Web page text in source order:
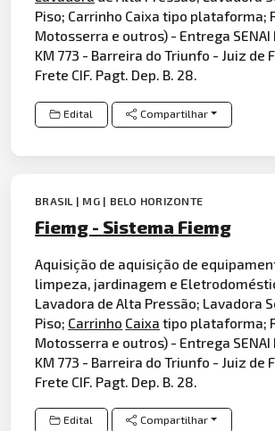
Piso; Carrinho Caixa tipo plataforma;
Motosserra e outros) - Entrega SENAI
KM 773 - Barreira do Triunfo - Juiz de
Frete CIF. Pagt. Dep. B. 28.
Edital Compartilhar
BRASIL | MG | BELO HORIZONTE
Fiemg - Sistema Fiemg
Aquisição de aquisição de
limpeza, jardinagem e
Lavadora de Alta Pressão; Lavadora
Piso; Carrinho Caixa tipo plataforma;
Motosserra e outros) - Entrega SENAI
KM 773 - Barreira do Triunfo - Juiz de
Frete CIF. Pagt. Dep. B. 28.
Edital Compartilhar